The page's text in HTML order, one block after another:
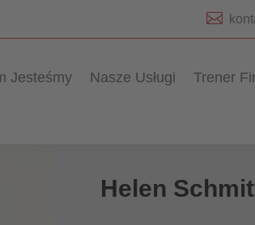

Jesteśmy Nasze Usługi Trener
Helen